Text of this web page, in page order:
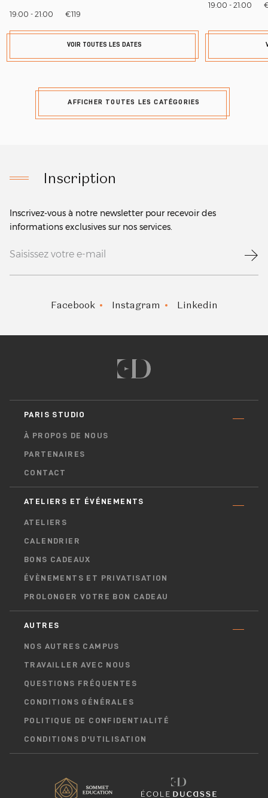
19:00 - 21:00 €119
VOIR TOUTES LES DATES
19:00 - 21:00
AFFICHER TOUTES LES CATÉGORIES
Inscription
Inscrivez-vous à notre newsletter pour recevoir des
informations exclusives sur nos services.
Facebook Instagram Linkedin
PARIS STUDIO
À PROPOS DE NOUS
PARTENAIRES
CONTACT
ATELIERS ET ÉVÉNEMENTS
ATELIERS
CALENDRIER
BONS CADEAUX
ÉVÈNEMENTS ET PRIVATISATION
PROLONGER VOTRE BON CADEAU
AUTRES
NOS AUTRES CAMPUS
TRAVAILLER AVEC NOUS
QUESTIONS FRÉQUENTES
CONDITIONS GÉNÉRALES
POLITIQUE DE CONFIDENTIALITÉ
CONDITIONS D'UTILISATION